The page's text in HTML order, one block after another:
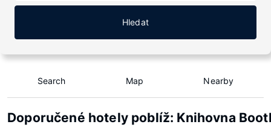
Hledat
Search Map Nearby
Doporučené hotely poblíž: Knihovna